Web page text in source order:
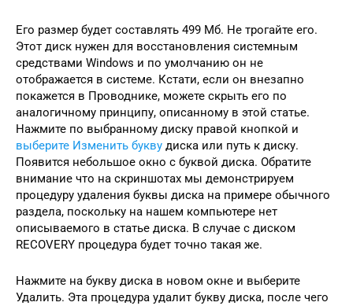
Его размер будет составлять 499 Мб. Не трогайте его.
Этот диск нужен для восстановления системным
средствами Windows и по умолчанию он не
отображается в системе. Кстати, если он внезапно
покажется в Проводнике, можете скрыть его по
аналогичному принципу, описанному в этой статье.
Нажмите по выбранному диску правой кнопкой и
выберите Изменить букву диска или путь к диску.
Появится небольшое окно с буквой диска. Обратите
внимание что на скриншотах мы демонстрируем
процедуру удаления буквы диска на примере обычного
раздела, поскольку на нашем компьютере нет
описываемого в статье диска. В случае с диском
RECOVERY процедура будет точно такая же.
Нажмите на букву диска в новом окне и выберите
Удалить. Эта процедура удалит букву диска, после чего